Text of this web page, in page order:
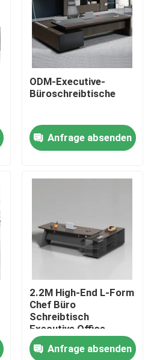
ODM-Executive-
Büroschreibtische
Anfrage absenden
2.2M High-End L-Form
Chef Büro
Schreibtisch
Executive Office
Schreibtisch und
SchrankAnfrage absenden